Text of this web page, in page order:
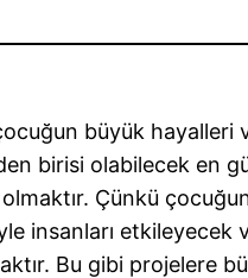
büyük hayalleri
birisi olabilecek en
Çünkü
insanları etkileyecek
Bu gibi projelere